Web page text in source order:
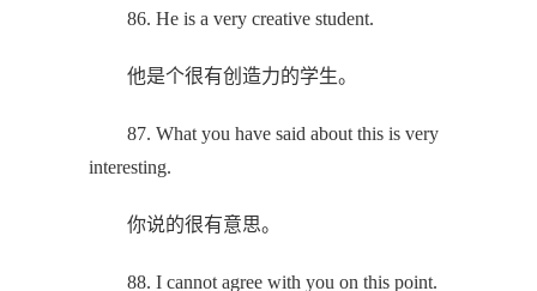
86. He is a very creative student.
他是个很有创造力的学生。
87. What you have said about this is very
interesting.
你说的很有意思。
88. I cannot agree with you on this point.